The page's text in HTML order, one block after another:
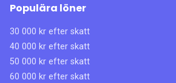
Populära löner
30 000 kr efter skatt
40 000 kr efter skatt
50 000 kr efter skatt
60 000 kr efter skatt